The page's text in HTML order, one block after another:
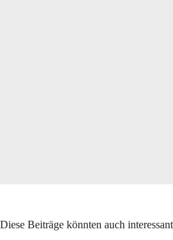
Diese Beiträge könnten auch